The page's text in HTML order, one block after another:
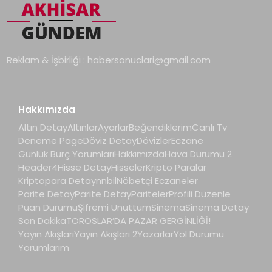
Reklam & İşbirliği : habersonuclari@gmail.com
Hakkımızda
Altın DetayAltınlarAyarlarBeğendiklerimCanlı Tv
Deneme PageDöviz DetayDövizlerEczane
Günlük Burç YorumlarıHakkımızdaHava Durumu 2
Header4Hisse DetayHisselerKripto Paralar
Kriptopara DetaynnbilNöbetçi Eczaneler
Parite DetayParite DetayParitelerProfili Düzenle
Puan DurumuŞifremi UnuttumSinemaSinema Detay
Son DakikaTOROSLAR’DA PAZAR GERGİNLİĞİ!
Yayın AkışlarıYayın Akışları 2YazarlarYol Durumu
Yorumlarım